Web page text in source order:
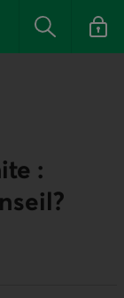
Rechercher
Se
: